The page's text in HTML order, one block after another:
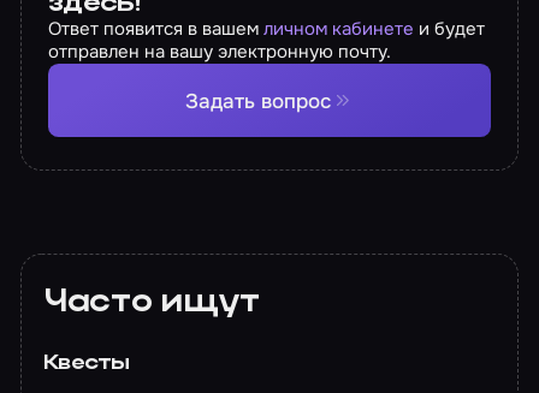
Ответ появится в вашемличном кабинете и будет
отправлен на вашу электронную почту.
Задать вопрос
Часто ищут
Квесты